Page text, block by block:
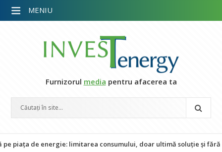
Furnizorul media pentru afacerea ta
de energie: limitarea consumului, doar ultimă soluție și fără
MENIU